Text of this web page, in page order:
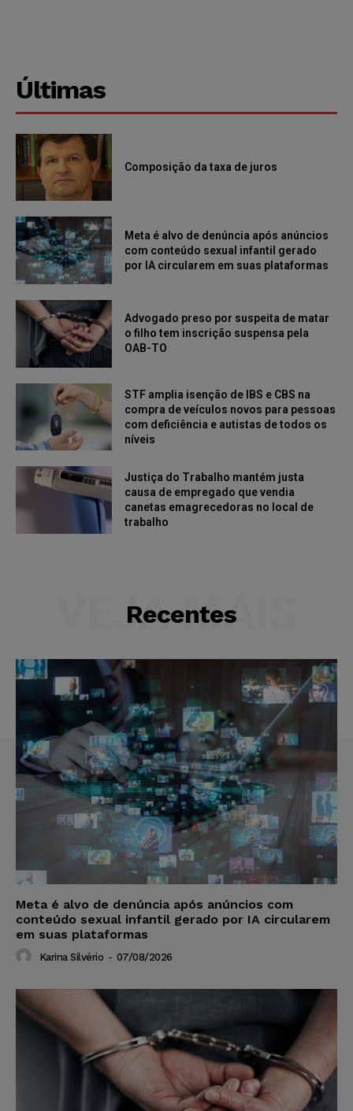
Últimas
Composição da taxa de juros
Meta é alvo de denúncia após anúncios
com conteúdo sexual infantil gerado
por IA circularem em suas plataformas
Advogado preso por suspeita de matar
o filho tem inscrição suspensa pela
OAB-TO
STF amplia isenção de IBS e CBS na
compra de veículos novos para pessoas
com deficiência e autistas de todos os
níveis
Justiça do Trabalho mantém justa
causa de empregado que vendia
canetas emagrecedoras no local de
trabalho
Recentes
VEJA MAIS
Meta é alvo de denúncia após anúncios com
conteúdo sexual infantil gerado por IA circularem
em suas plataformas
Karina Silvério - 07/08/2026